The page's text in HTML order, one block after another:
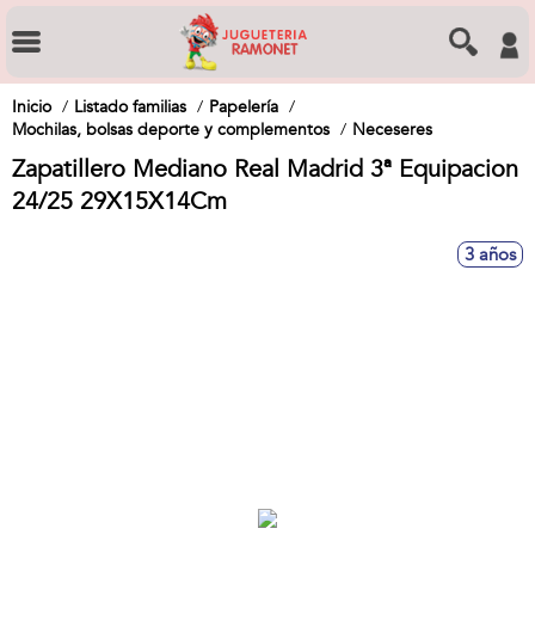
Inicio Listado familias
Papelería
Mochilas, bolsas deporte y complementos
Neceseres
Zapatillero Mediano Real Madrid 3ª Equipacion
24/25 29X15X14Cm
3 años